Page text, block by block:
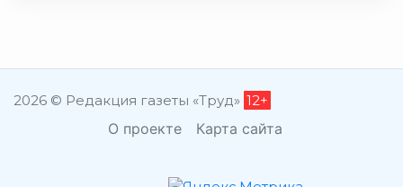
2026 © Редакция газеты «Труд» 12+
О проекте Карта сайта